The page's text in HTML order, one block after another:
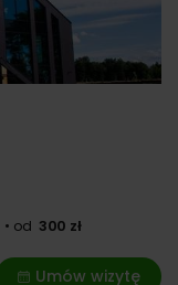
od 300 zł
Umów wizytę